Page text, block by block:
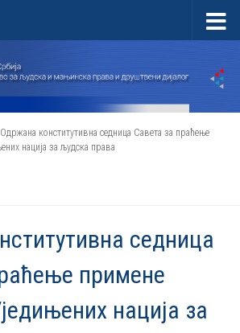
Одржана конститутивна седница Савета за праћење
нација за људска права
седница
примене
нација за